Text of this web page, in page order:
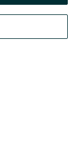
powyżej,
brzmieniu.